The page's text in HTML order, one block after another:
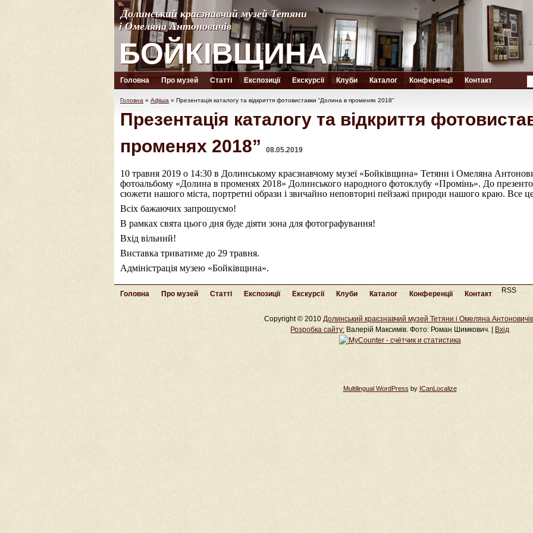
Долинський краєзнавчий музей Тетяни
і Омеляна Антоновичів
БОЙКІВЩИНА
Долинський краєзнавчий музей Тетяни
і Омеляна Антоновичів
БОЙКІВЩИНА
Головна Про музей Статті Експозиції Екскурсії Клуби Каталог Конференції Контакт
Головна » Афіша » Презентація каталогу та відкриття фотовиставки “Долина в променях 2018”
Презентація каталогу та відкриття
променях 2018”
08.05.2019
10 травня 2019 о 14:30 в Долинському краєзнавчому музеї «Бойківщина» Тетяни і Омеляна
фотоальбому «Долина в променях 2018» Долинського народного фотоклубу «Промінь». До
сюжети нашого міста, портретні образи і звичайно неповторні пейзажі природи нашого краю. Все
Всіх бажаючих запрошуємо!
В рамках свята цього дня буде діяти зона для фотографування!
Вхід вільний!
Виставка триватиме до 29 травня.
Адміністрація музею «Бойківщина».
Головна Про музей Статті Експозиції Екскурсії Клуби Каталог Конференції Контакт RSS
Copyright © 2010 Долинський краєзнавчий музей Тетяни і Омеляна Антоновичів
Розробка cайту: Валерій Максимів. Фото: Роман Шимкович. | Вхід
Multilingual WordPress by ICanLocalize